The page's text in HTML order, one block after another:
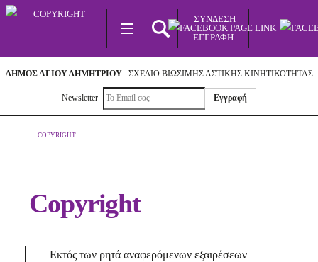
Skip
MENU
ΣΥΝΔΕΣΗ
ΕΓΓΡΑΦΉ
ΔΉΜΟΣ ΑΓΊΟΥ ΔΗΜΗΤΡΊΟΥ ΣΧΈΔΙΟ ΒΙΏΣΙΜΗΣ ΑΣΤΙΚΉΣ ΚΙΝΗΤΙΚΌΤΗΤΑΣ
Newsletter
COPYRIGHT
Copyright
Εκτός των ρητά αναφερόμενων εξαιρέσεων